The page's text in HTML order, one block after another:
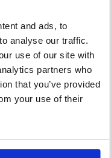
and ads, to
analyse our traffic.
use of our site with
partners who
that you’ve provided
your use of their